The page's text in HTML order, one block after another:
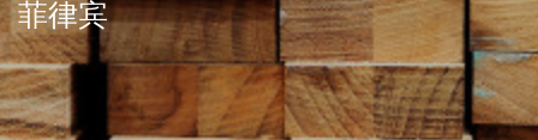
菲律宾